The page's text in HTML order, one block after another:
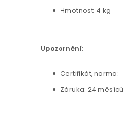
Hmotnost: 4 kg
Upozornění:
Certifikát, norma:
Záruka: 24 měsíců